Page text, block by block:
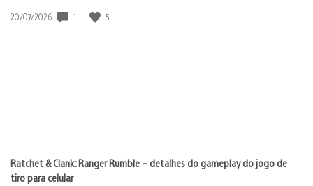
Data
20/07/2026 1 5
Ratchet & Clank: Ranger Rumble – detalhes do gameplay do jogo de
tiro para celular